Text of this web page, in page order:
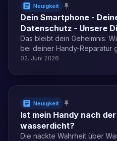
Neuigkeit
Dein Smartphone -
Datenschutz - Unsere
Das bleibt dein Geheimnis:
bei deiner Handy-Reparatur
02. Juni 2026
Neuigkeit
Ist mein Handy nach
wasserdicht?
Die nackte Wahrheit über